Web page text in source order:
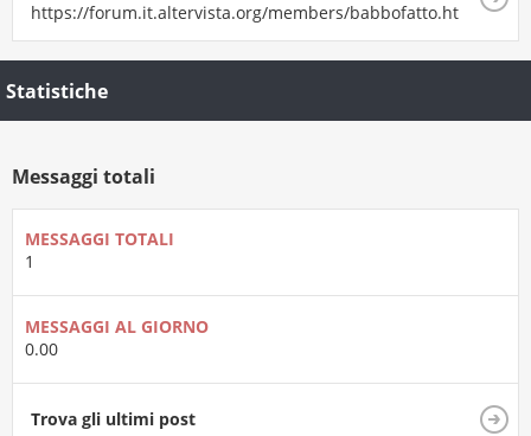
https://forum.it.altervista.org/members/babbofatto.html
Statistiche
Messaggi totali
MESSAGGI TOTALI
1
MESSAGGI AL GIORNO
0.00
Trova gli ultimi post